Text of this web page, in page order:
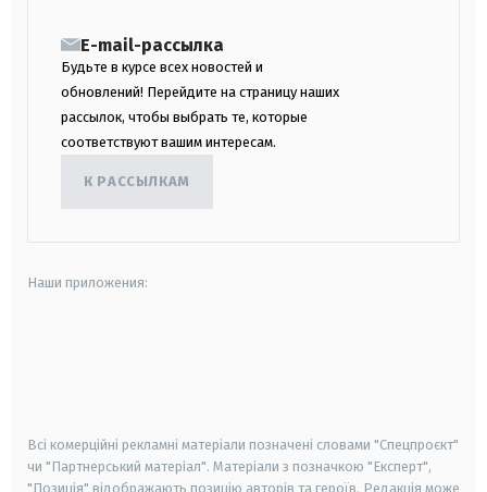
E-mail-рассылка
Будьте в курсе всех новостей и
обновлений! Перейдите на страницу наших
рассылок, чтобы выбрать те, которые
соответствуют вашим интересам.
К РАССЫЛКАМ
Наши приложения:
Всі комерційні рекламні матеріали позначені словами "Спецпроєкт"
чи "Партнерський матеріал". Матеріали з позначкою "Експерт",
"Позиція" відображають позицію авторів та героїв. Редакція може